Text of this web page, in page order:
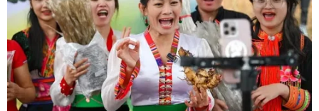
(Ảnh minh họa: Trần Lê Lâm/TTXVN)
Theo Trung tâm Dự báo Khí tượng Thủy văn
Quốc gia, vùng mây đối lưu đã gây mưa trên